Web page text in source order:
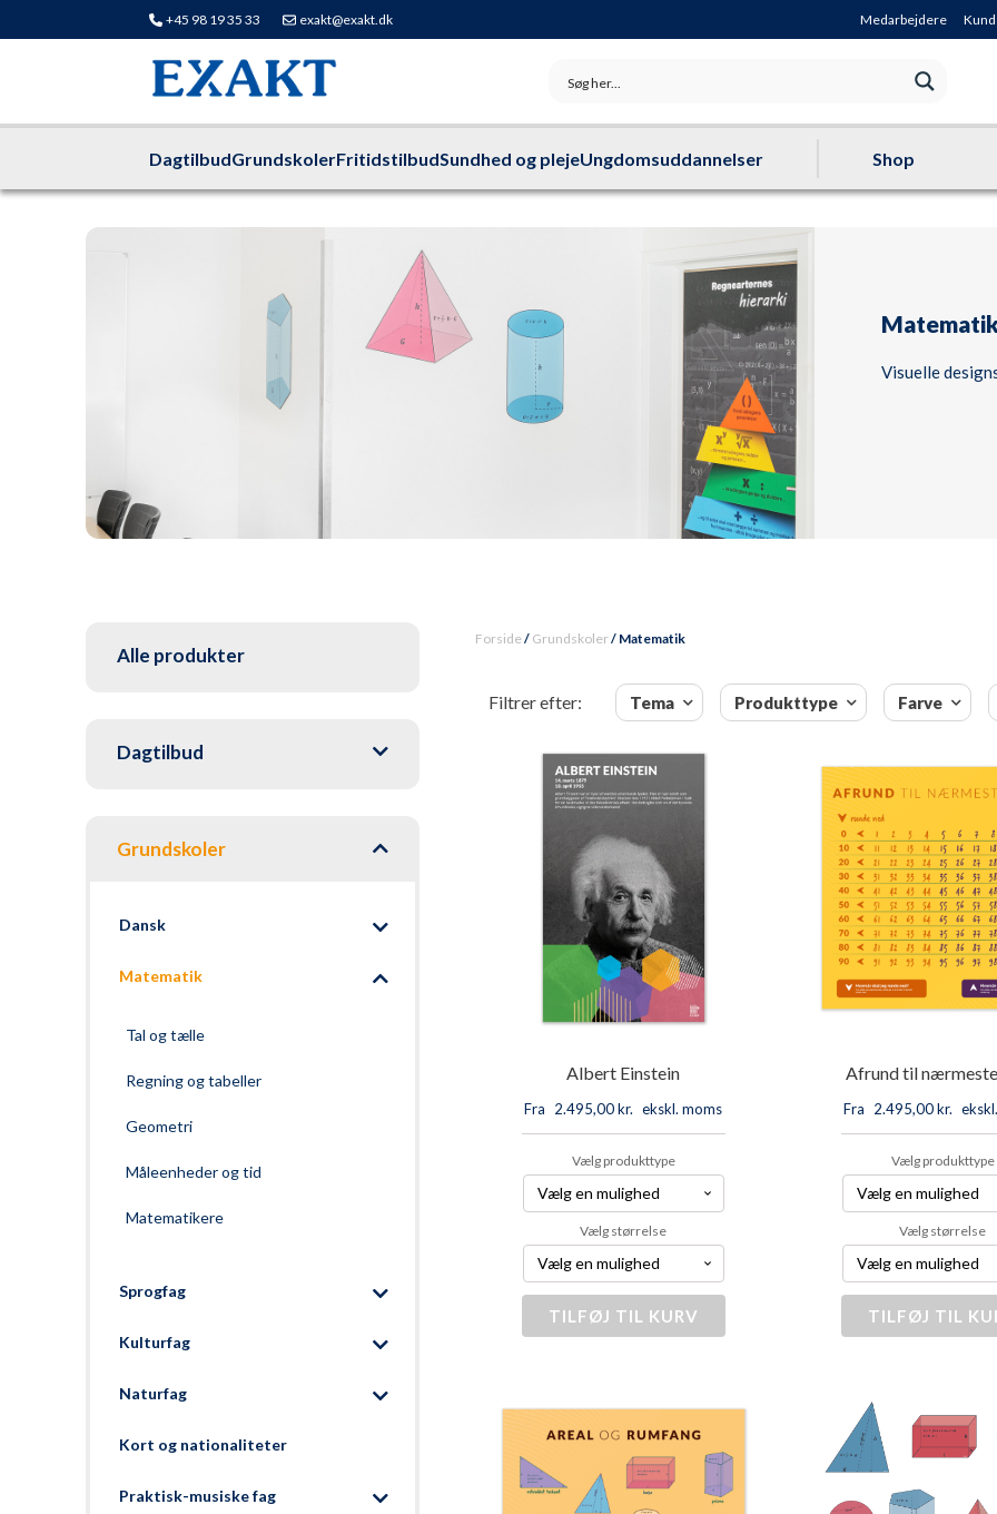
+45 98 19 35 33 exakt@exakt.dk Medarbejdere
DagtilbudGrundskolerFritidstilbudSundhed og plejeUngdomsuddannelser Shop
Visuelle
Alle produkter
Dagtilbud
Grundskoler
Dansk
Matematik
Tal og tælle
Regning og tabeller
Geometri
Måleenheder og tid
Matematikere
Sprogfag
Kulturfag
Naturfag
Kort og nationaliteter
Praktisk-musiske fag
Forside/ Grundskoler/ Matematik
Filtrer efter: Tema Produkttype Farve
Albert Einstein
Fra 2.495,00kr. ekskl. moms
Vælg produkttype
Vælg størrelse
Albert
Einstein
TILFØJ TIL KURV
Afrund til
Fra 2.495,00kr.
Vælg produkttype
Vælg størrelse
Afrund
til
TILFØJ TIL